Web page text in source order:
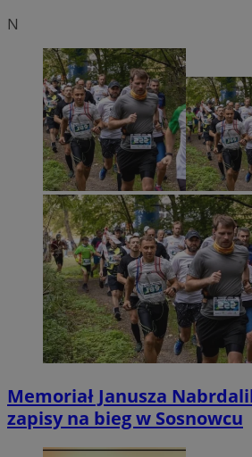
N
Memoriał Janusza
zapisy na bieg w Sosnowcu